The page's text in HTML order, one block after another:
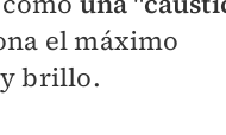
el máximo
brillo.